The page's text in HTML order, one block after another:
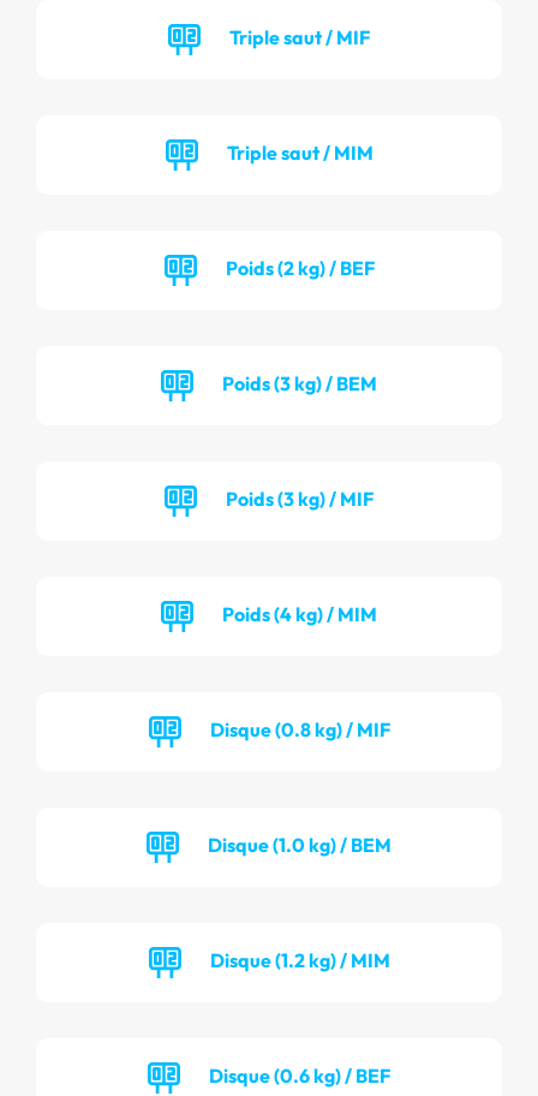
Triple saut / MIF
Triple saut / MIM
Poids (2 kg) / BEF
Poids (3 kg) / BEM
Poids (3 kg) / MIF
Poids (4 kg) / MIM
Disque (0.8 kg) / MIF
Disque (1.0 kg) / BEM
Disque (1.2 kg) / MIM
Disque (0.6 kg) / BEF